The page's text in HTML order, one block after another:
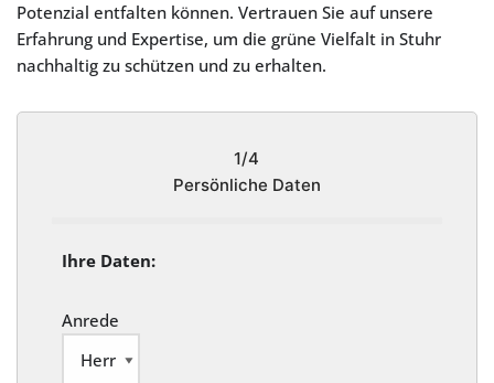
Potenzial entfalten können. Vertrauen Sie auf unsere
Erfahrung und Expertise, um die grüne Vielfalt in Stuhr
nachhaltig zu schützen und zu erhalten.
1/4
Persönliche Daten
Ihre Daten:
Anrede